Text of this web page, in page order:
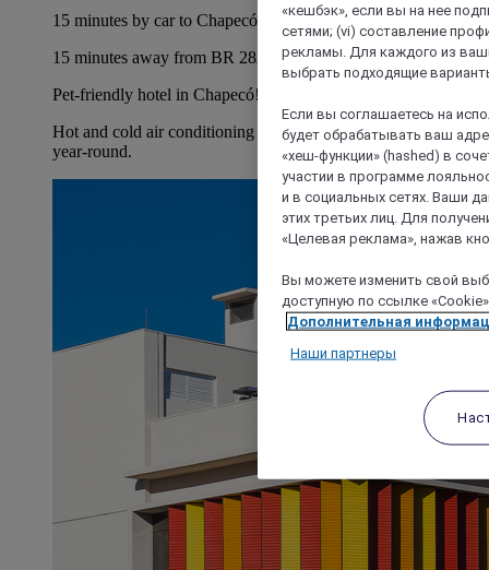
15 minutes by car to Chapecó Bus Terminal
15 minutes away from BR 282 highway
Pet-friendly hotel in Chapecó!
Hot and cold air conditioning so our guests can feel at home
year-round.
«кешбэк», если вы на нее
сетями; (vi) составление
рекламы. Для каждого из
выбрать подходящие
Если вы соглашаетесь на
будет обрабатывать ваш
«хеш-функции» (hashed) в
участии в программе
и в социальных сетях. Ваши
этих третьих лиц. Для
«Целевая реклама», нажав
Вы можете изменить свой
доступную по ссылке
Дополнительная
Наши партнеры